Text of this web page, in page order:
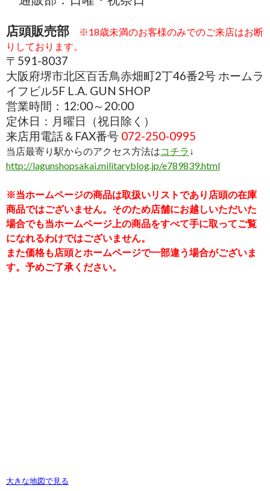
店頭販売部
※18歳未満のお客様のみでのご来店はお断
りしております。
〒591-8037
大阪府堺市北区百舌鳥赤畑町2丁46番2号 ホームラ
イフビル5F L.A. GUN SHOP
営業時間：12:00～20:00
定休日：月曜日（祝日除く）
来店用電話＆FAX番号 072-250-0995
当店最寄り駅からのアクセス方法はコチラ ↓
http://lagunshopsakai.militaryblog.jp/e789839.html
※当ホームページの商品は取扱いリストであり店頭の在庫
商品ではございません。そのため店舗にお越しいただいた
場合でも当ホームページ上の商品をすべて手に取ってご覧
になれるわけではございません。
また価格も店頭とホームページで一部違う場合がございま
す。予めご了承ください。
大きな地図で見る